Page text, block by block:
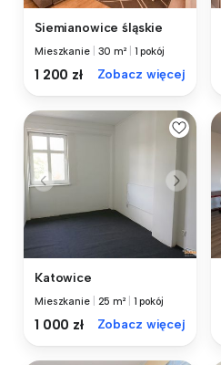
Siemianowice śląskie
Mieszkanie 30 m² 1 pokój
1 200 zł Zobacz więcej
Katowice
Mieszkanie 25 m² 1 pokój
1 000 zł Zobacz więcej